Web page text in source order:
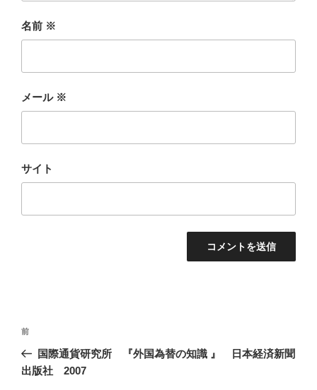
名前 ※
メール ※
サイト
投
ナ
前
の
投
前
国際通貨研究所 『外国為替の知識 』 日本経済新聞
出版社 2007